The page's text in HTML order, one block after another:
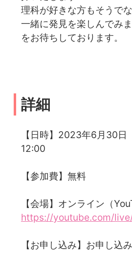
理科が好きな方もそうで
一緒に発見を楽しんでみ
をお待ちしております。
詳細
【日時】2023年6月30日
12:00
【参加費】無料
【会場】オンライン（
https://youtube.com/
【お申し込み】お申し込